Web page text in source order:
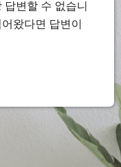
변할 수 없습니
왔다면 답변이